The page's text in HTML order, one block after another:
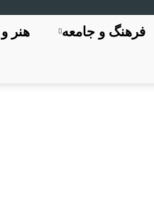
هنر و فرهنگ و جامعه